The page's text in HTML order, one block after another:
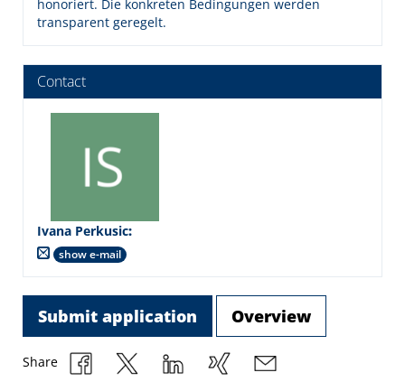
honoriert. Die konkreten Bedingungen werden
transparent geregelt.
Contact
Ivana Perkusic:
show e-mail
Submit application Overview
Share